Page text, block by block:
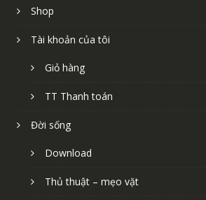
Shop
Tài khoản của tôi
Giỏ hàng
TT Thanh toán
Đời sống
Download
Thủ thuật – mẹo vặt